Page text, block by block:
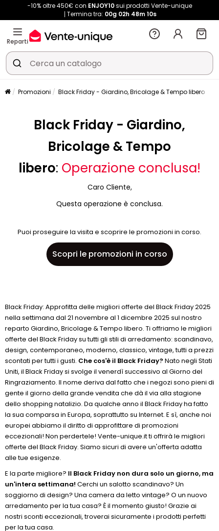
-10% oltre 450€ con ENJOY10sui prodotti Vente-unique
Termina tra: 00g 02h 48m10s
Reparti
Promozioni Black Friday - Giardino, Bricolage & Tempo libero
Black Friday - Giardino,
Bricolage & Tempo
libero: Operazione conclusa!
Caro Cliente,
Questa operazione è conclusa.
Puoi proseguire la visita e scoprire le promozioni in corso.
Scopri le promozioni in corso
Black Friday: Approfitta delle migliori offerte del Black Friday 2025
nella settimana dal 21 novembre al 1 dicembre 2025 sul nostro
reparto Giardino, Bricolage & Tempo libero. Ti offriamo le migliori
offerte del Black Friday su tutti gli stili di arredamento: scandinavo,
design, contemporaneo, moderno, classico, vintage, tutti a prezzi
scontati per tutti i gusti. Che cos'è il Black Friday? Nato negli Stati
Uniti, il Black Friday si svolge il venerdì successivo al Giorno del
Ringraziamento. Il nome deriva dal fatto che i negozi sono pieni di
gente il giorno della grande vendita che dà il via alla stagione
dello shopping natalizio. Da qualche anno il Black Friday ha fatto
la sua comparsa in Europa, soprattutto su Internet. E sì, anche noi
europei abbiamo il diritto di approfittare di promozioni
eccezionali! Non perdertele! Vente-unique.it ti offrirà le migliori
offerte del Black Friday. Siamo sicuri di avere un'offerta adatta
alle tue esigenze.
E la parte migliore? Il Black Friday non dura solo un giorno, ma
un'intera settimana! Cerchi un salotto scandinavo? Un
soggiorno di design? Una camera da letto vintage? O un nuovo
arredamento per la tua casa? È il momento giusto! Grazie ai
nostri sconti eccezionali, troverai sicuramente i prodotti perfetti
per la tua casa.